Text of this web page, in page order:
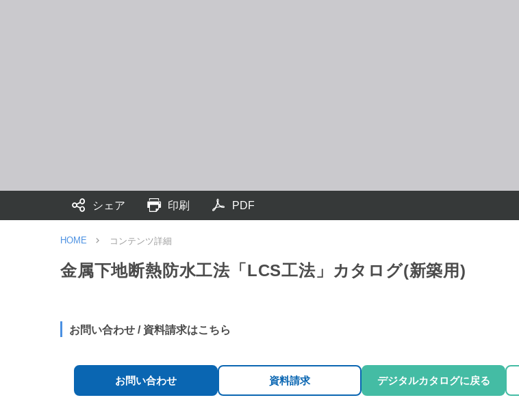
シェア 印刷 PDF
HOME コンテンツ詳細
金属下地断熱防水工法「LCS工法」カタログ(新築用)
お問い合わせ / 資料請求はこちら
お問い合わせ 資料請求 デジタルカタログに戻る